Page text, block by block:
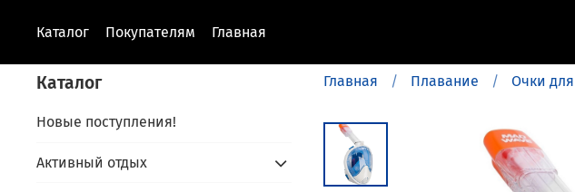
Каталог Покупателям Главная
Главная Плавание Очки
Каталог
Новые поступления!
Активный отдых